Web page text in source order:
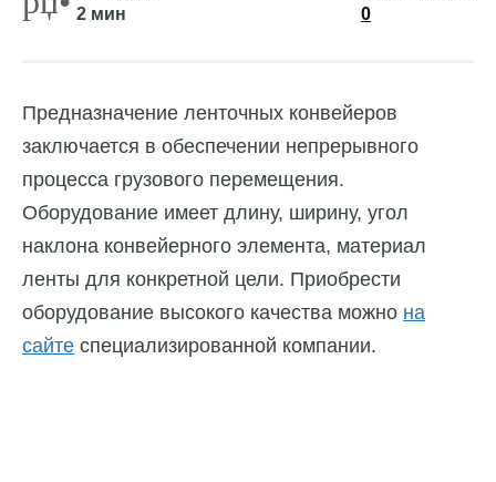
2 мин 0
Предназначение ленточных конвейеров
заключается в обеспечении непрерывного
процесса грузового перемещения.
Оборудование имеет длину, ширину, угол
наклона конвейерного элемента, материал
ленты для конкретной цели. Приобрести
оборудование высокого качества можно на
сайте специализированной компании.